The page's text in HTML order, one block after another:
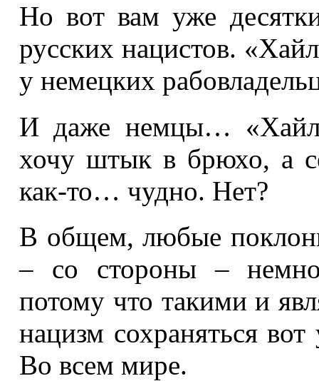
Но вот вам уже
русских нацистов.
у немецких
И даже немцы…
хочу штык в брюхо, а
как-то… чудно. Нет?
В общем, любые
– со стороны –
потому что такими и
нацизм сохраняться
Во всем мире.